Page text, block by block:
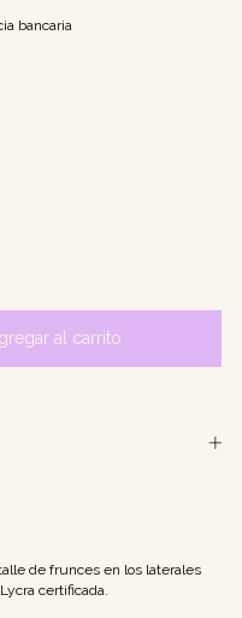
bancaria
de frunces en los laterales
certificada.